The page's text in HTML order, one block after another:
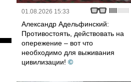
01.08.2026 15:33
Александр Адельфинский:
Противостоять, действовать на
опережение – вот что
необходимо для выживания
цивилизации! ©